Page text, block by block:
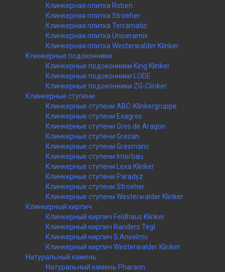
Клинкерная плитка Roben
Клинкерная плитка Stroeher
Клинкерная плитка Terramatic
Клинкерная плитка Uniceramix
Клинкерная плитка Westerwalder Klinker
Клинкерные подоконники
Клинкерные подоконники King Klinker
Клинкерные подоконники LODE
Клинкерные подоконники ZG-Clinker
Клинкерные ступени
Клинкерные ступени ABC-Klinkergruppe
Клинкерные ступени Exagres
Клинкерные ступени Gres de Aragon
Клинкерные ступени Gresan
Клинкерные ступени Gresmanc
Клинкерные ступени Interbau
Клинкерные ступени Lexa Klinker
Клинкерные ступени Paradyz
Клинкерные ступени Stroeher
Клинкерные ступени Westerwalder Klinker
Клинкерный кирпич
Клинкерный кирпич Feldhaus Klinker
Клинкерный кирпич Randers Tegl
Клинкерный кирпич S.Anselmo
Клинкерный кирпич Westerwalder Klinker
Натуральный камень
Натуральный камень Pharaon